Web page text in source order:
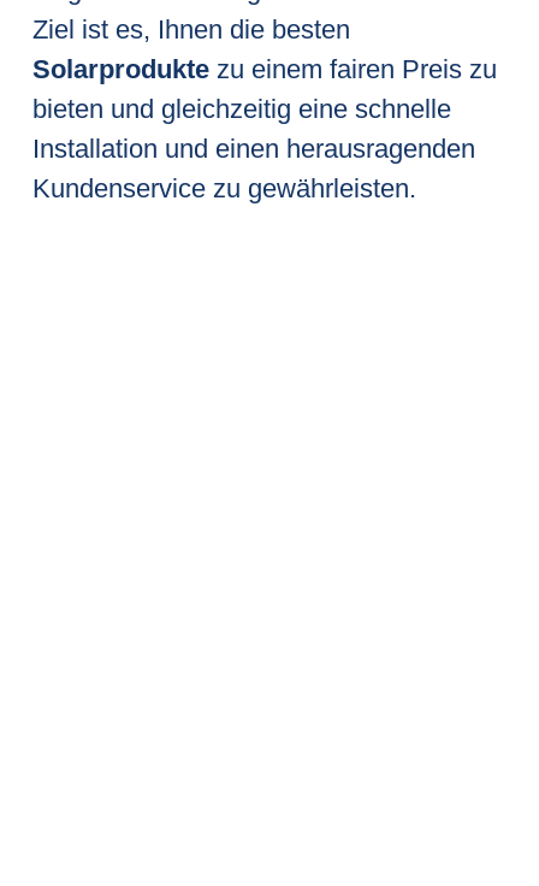
Ziel ist es, Ihnen die besten
Solarproduktezu einem fairen Preis zu
bieten und gleichzeitig eine schnelle
Installation und einen herausragenden
Kundenservice zu gewährleisten.